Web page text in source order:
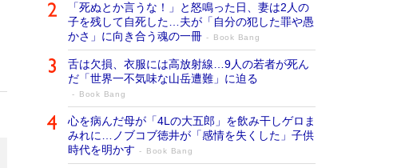
「死ぬとか言うな！」と怒鳴った日、妻は2人の
子を残して自死した…夫が「自分の犯した罪や愚
かさ」に向き合う魂の一冊
Book Bang
舌は欠損、衣服には高放射線…9人の若者が死ん
だ「世界一不気味な山岳遭難」に迫る
Book Bang
心を病んだ母が「4Lの大五郎」を飲み干しゲロま
みれに…ノブコブ徳井が「感情を失くした」子供
時代を明かす
Book Bang